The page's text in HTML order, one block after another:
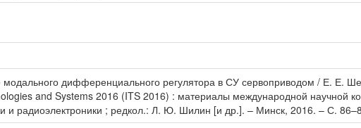
дифференциального регулятора в СУ сервоприводом / Е. Е.
and Systems 2016 (ITS 2016) : материалы международной научной
и радиоэлектроники ; редкол.: Л. Ю. Шилин [и др.]. – Минск, 2016. – С.